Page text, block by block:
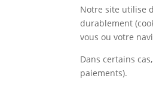
Notre site utilise
durablement
vous ou votre
Dans certains
paiements).